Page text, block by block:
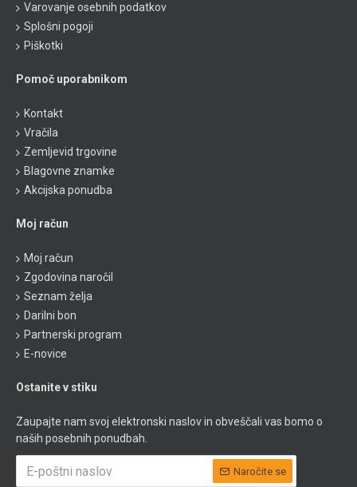
Varovanje osebnih podatkov
Splošni pogoji
Piškotki
Pomoč uporabnikom
Kontakt
Vračila
Zemljevid trgovine
Blagovne znamke
Akcijska ponudba
Moj račun
Moj račun
Zgodovina naročil
Seznam želja
Darilni bon
Partnerski program
E-novice
Ostanite v stiku
Zaupajte nam svoj elektronski naslov in obveščali vas bomo o
naših posebnih ponudbah.
Naročite se